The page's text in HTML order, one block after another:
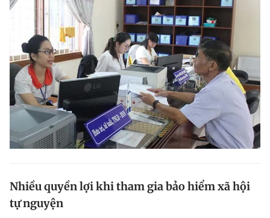
Nhiều quyền lợi khi tham gia bảo hiểm xã hội
tự nguyện